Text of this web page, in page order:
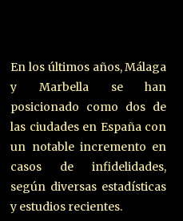
En los últimos años, Málaga
y Marbella se han
posicionado como dos de
las ciudades en España con
un notable incremento en
casos de infidelidades,
según diversas estadísticas
y estudios recientes.